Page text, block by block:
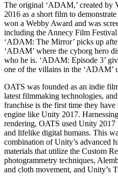
XR-Spiele plattformübergreifend
Multiplayer-Spiele
Vereinfachte Entwicklung von
The original ‘ADAM,’ created by
2016 as a short film to
won a Webby Award and was
including the Annecy Film
‘ADAM: The Mirror’ picks up
‘ADAM’ where the cyborg hero
who he is. ‘ADAM: Episode 3’
one of the villains in the ‘ADAM’
OATS was founded as an indie
latest filmmaking technologies,
franchise is the first time they
engine like Unity 2017.
rendering, OATS used Unity 2017
and lifelike digital humans. This
combination of Unity’s advanced
materials that utilize the Custom
photogrammetry techniques,
and cloth movement, and Unity’s